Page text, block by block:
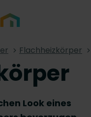
Flachheizkörper
Look eines